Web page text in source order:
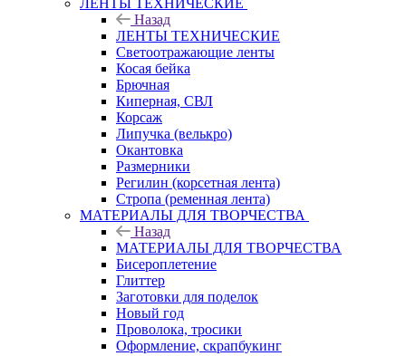
ЛЕНТЫ ТЕХНИЧЕСКИЕ
Назад
ЛЕНТЫ ТЕХНИЧЕСКИЕ
Светоотражающие ленты
Косая бейка
Брючная
Киперная, СВЛ
Корсаж
Липучка (велькро)
Окантовка
Размерники
Регилин (корсетная лента)
Стропа (ременная лента)
МАТЕРИАЛЫ ДЛЯ ТВОРЧЕСТВА
Назад
МАТЕРИАЛЫ ДЛЯ ТВОРЧЕСТВА
Бисероплетение
Глиттер
Заготовки для поделок
Новый год
Проволока, тросики
Оформление, скрапбукинг